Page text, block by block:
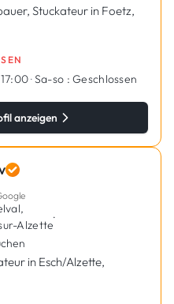
Stuckateur in Foetz,
·Sa-so : Geschlossen
anzeigen
Alzette
·
in Esch/Alzette,